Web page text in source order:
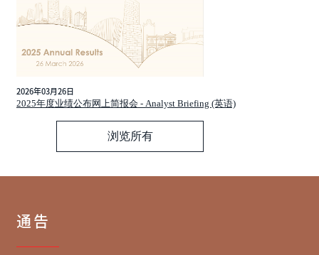
2026年03月26日
2025年度业绩公布网上简报会 - Analyst Briefing (英语)
浏览所有
通告